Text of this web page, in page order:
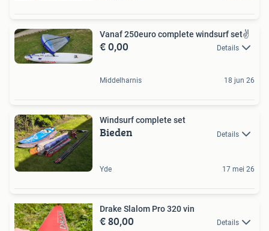
Vanaf 250euro complete windsurf set✌️
€ 0,00 Details
Middelharnis 18 jun 26
Windsurf complete set
Bieden Details
Yde 17 mei 26
Drake Slalom Pro 320 vin
€ 80,00 Details